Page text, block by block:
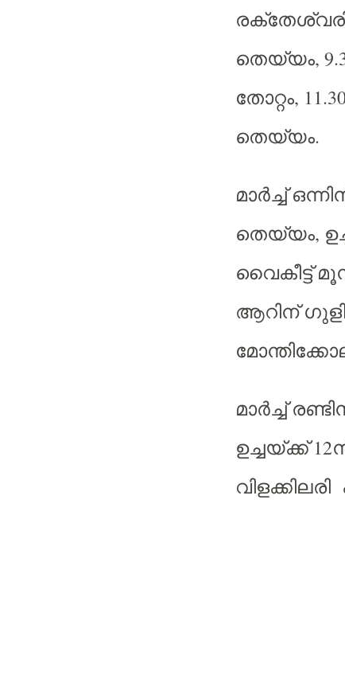
തെയ്യം,
തോറ്റം,
തെയ്യം.
മാര്‍ച്ച്
തെയ്യം,
വൈകീട്ട്
ആറിന്
മാര്‍ച്ച്
ഉച്ചയ്ക്ക്12
വിളക്കിലരി